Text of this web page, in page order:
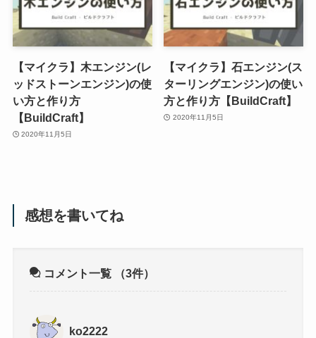
【マイクラ】木エンジン(レ
ッドストーンエンジン)の使
い方と作り方
【BuildCraft】
2020年11月5日
【マイクラ】石エンジン(ス
ターリングエンジン)の使い
方と作り方【BuildCraft】
2020年11月5日
感想を書いてね
コメント一覧 （3件）
ko2222